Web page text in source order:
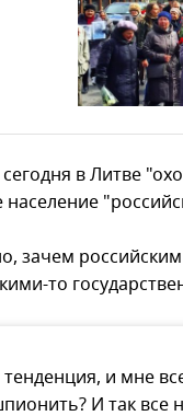
в Литве
зачем
то
и мне
И так все